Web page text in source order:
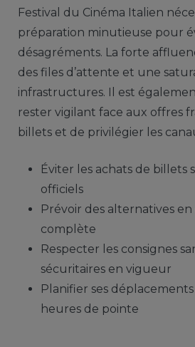
Festival du Cinéma Italien
préparation minutieuse pour
désagréments. La forte
des files d’attente et une
infrastructures. Il est
rester vigilant face aux offres
billets et de privilégier les
Éviter les achats de billets
officiels
Prévoir des alternatives en
complète
Respecter les consignes
sécuritaires en vigueur
Planifier ses
heures de pointe